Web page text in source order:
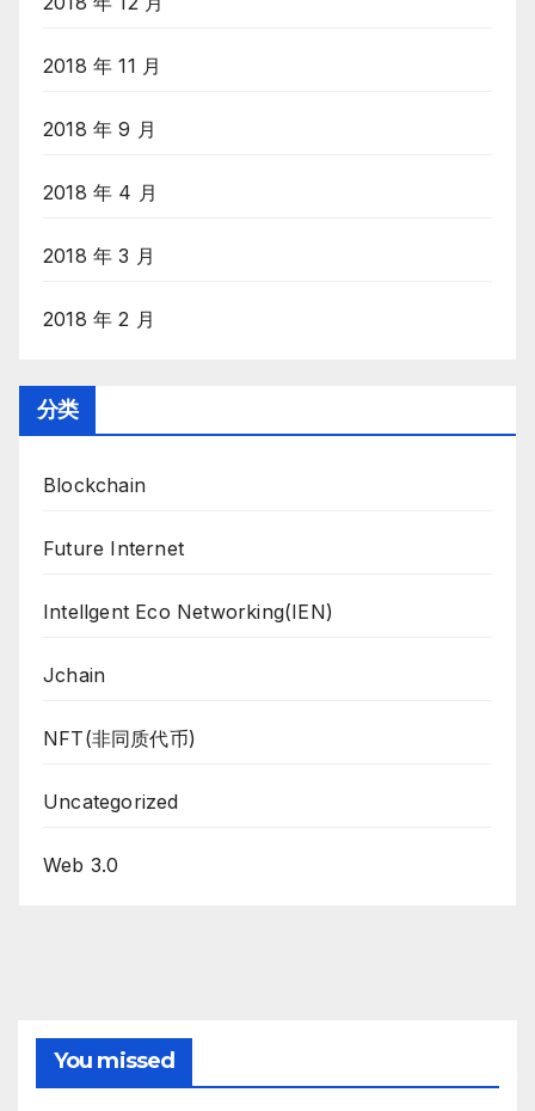
2018 年 11 月
2018 年 9 月
2018 年 4 月
2018 年 3 月
2018 年 2 月
分类
Blockchain
Future Internet
Intellgent Eco Networking(IEN)
Jchain
NFT(非同质代币)
Uncategorized
Web 3.0
You missed